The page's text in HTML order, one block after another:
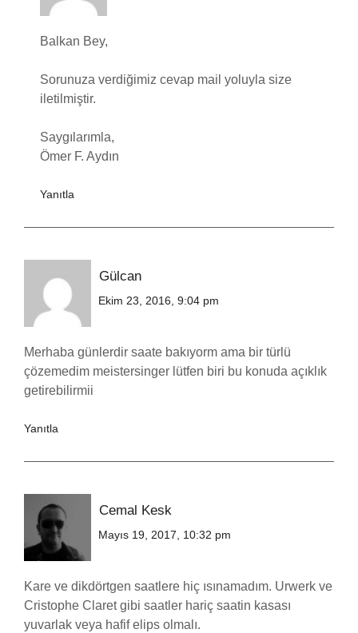
Balkan Bey,
Sorunuza verdiğimiz cevap mail yoluyla size
iletilmiştir.
Saygılarımla,
Ömer F. Aydın
Yanıtla
Gülcan
Ekim 23, 2016, 9:04 pm
Merhaba günlerdir saate bakıyorm ama bir türlü
çözemedim meistersinger lütfen biri bu konuda açıklık
getirebilirmii
Yanıtla
Cemal Kesk
Mayıs 19, 2017, 10:32 pm
Kare ve dikdörtgen saatlere hiç ısınamadım. Urwerk ve
Cristophe Claret gibi saatler hariç saatin kasası
yuvarlak veya hafif elips olmalı.